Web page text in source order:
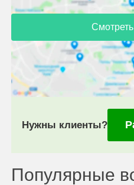
Нужны клиенты?
Популярные